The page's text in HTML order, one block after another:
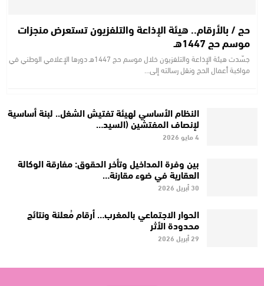
حج / بالأرقام.. هيئة الإذاعة والتلفزيون تستعرض منجزات
موسم حج 1447هـ
جسّدت هيئة الإذاعة والتلفزيون خلال موسم حج 1447هـ دورها الإعلامي الوطني في
مواكبة أعمال الحج ونقل رسالته إلى…
النظام الأساسي لهيئة تفتيش الشغل.. لبنة أساسية
لإنصاف المفتشين (السيد…
4 مايو 2026
بين وفرة المداخيل وتأخر الحقوق: مفارقة الوكالة
العقارية في ضوء مقارنة…
30 أبريل 2026
الحوار الاجتماعي بالمغرب… أرقام مُعلنة ونتائج
محدودة الأثر
29 أبريل 2026